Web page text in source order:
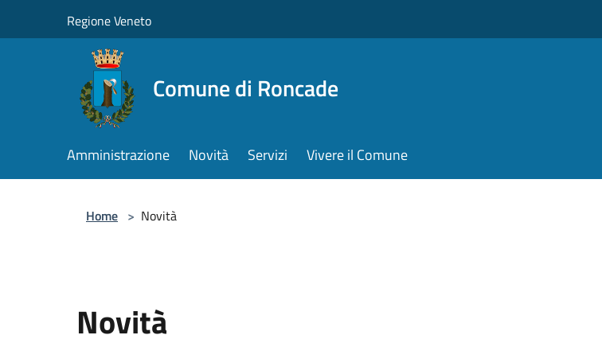
Regione Veneto
Comune di Roncade
Amministrazione Novità Servizi Vivere il Comune
Home > Novità
Novità